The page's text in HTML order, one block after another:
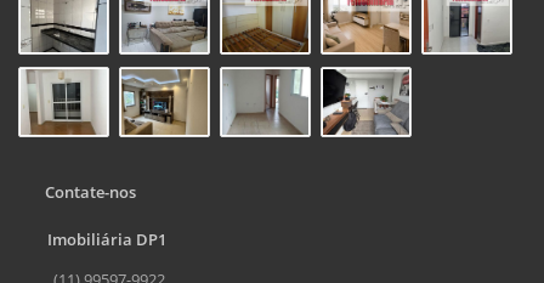
Contate-nos
Imobiliária DP1